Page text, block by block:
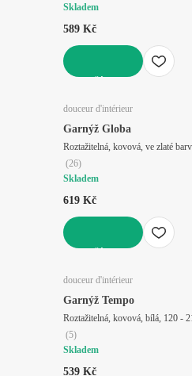
Skladem
589 Kč
douceur d'intérieur
Garnýž Globa
Roztažitelná, kovová, ve zlaté
(26)
Skladem
619 Kč
douceur d'intérieur
Garnýž Tempo
Roztažitelná, kovová, bílá, 120 -
(5)
Skladem
539 Kč